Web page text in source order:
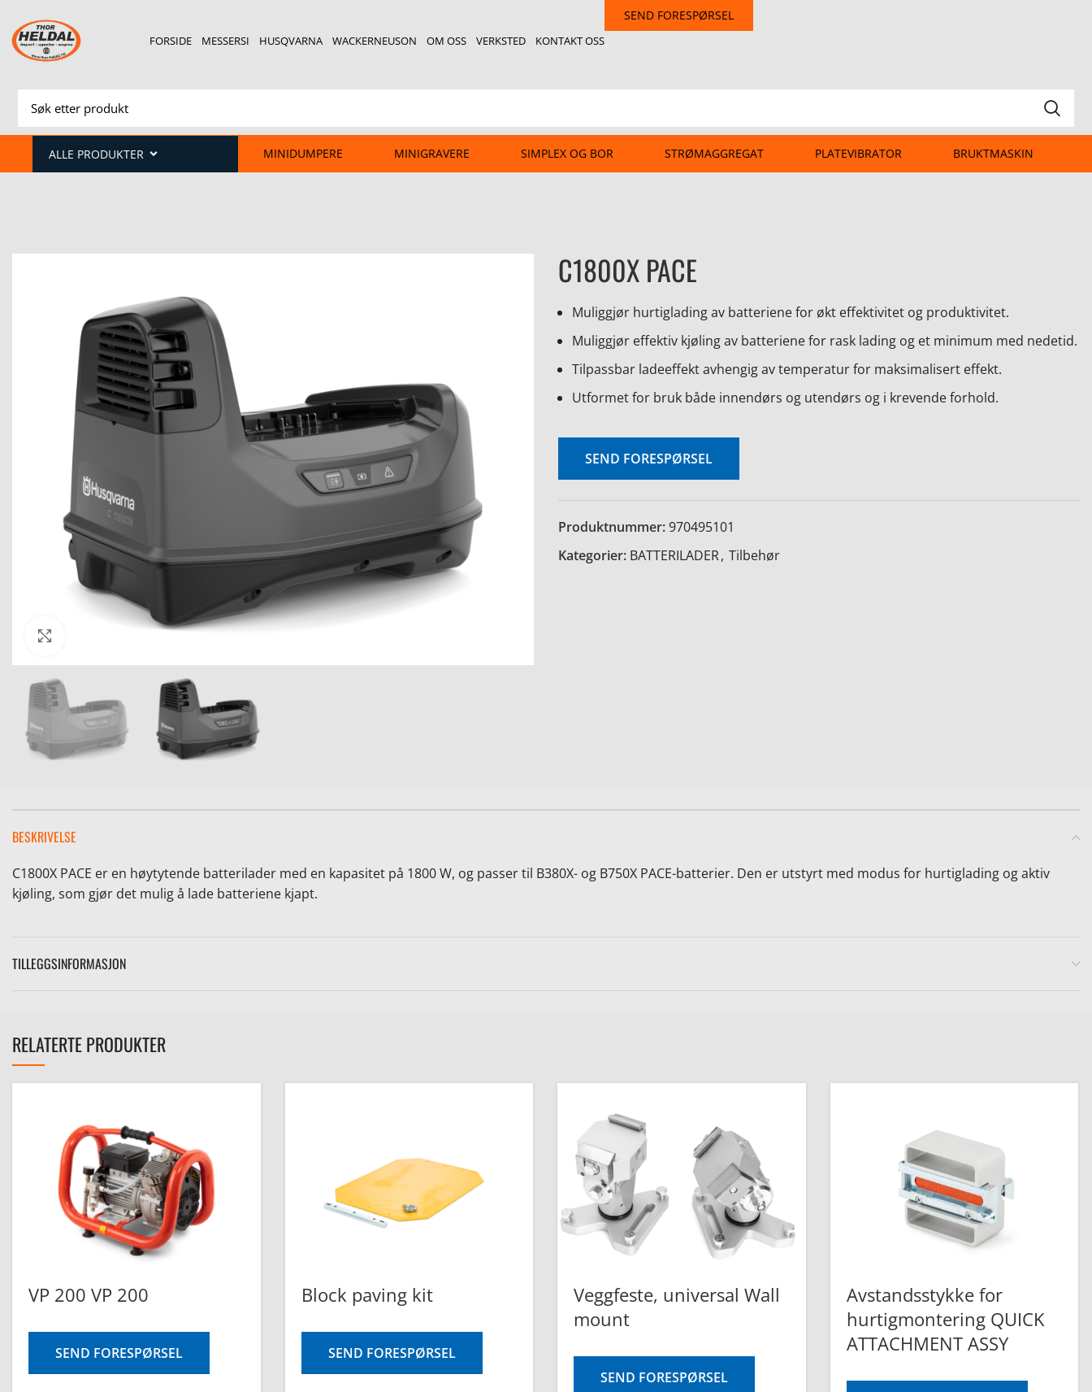
FORSIDE MESSERSI HUSQVARNA WACKERNEUSON OM OSS VERKSTED KONTAKT OSS
SEND FORESPØRSEL
ALLE PRODUKTER MINIDUMPERE MINIGRAVERE SIMPLEX OG BOR STRØMAGGREGAT PLATEVIBRATOR BRUKTMASKIN
C1800X PACE
Muliggjør hurtiglading av batteriene for økt effektivitet og produktivitet.
Muliggjør effektiv kjøling av batteriene for rask lading og et minimum med nedetid.
Tilpassbar ladeeffekt avhengig av temperatur for maksimalisert effekt.
Utformet for bruk både innendørs og utendørs og i krevende forhold.
SEND FORESPØRSEL
Produktnummer:970495101
Kategorier: BATTERILADER, Tilbehør
BESKRIVELSE
C1800X PACE er en høytytende batterilader med en kapasitet på 1800 W, og passer til B380X- og B750X PACE-batterier. Den er utstyrt med modus for hurtiglading og aktiv
kjøling, som gjør det mulig å lade batteriene kjapt.
TILLEGGSINFORMASJON
RELATERTE PRODUKTER
VP 200 VP 200
SEND FORESPØRSEL
Block paving kit
SEND FORESPØRSEL
Veggfeste, universal Wall
mount
SEND FORESPØRSEL
Avstandsstykke for
hurtigmontering QUICK
ATTACHMENT ASSY